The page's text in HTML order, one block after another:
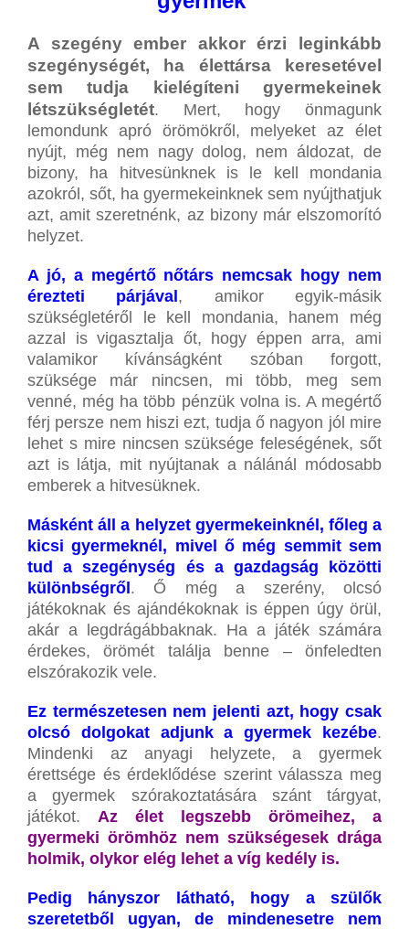
A szegény ember akkor érzi leginkább
szegénységét, ha élettársa keresetével
sem tudja kielégíteni gyermekeinek
létszükségletét. Mert, hogy önmagunk
lemondunk apró örömökről, melyeket az élet
nyújt, még nem nagy dolog, nem áldozat, de
bizony, ha hitvesünknek is le kell mondania
azokról, sőt, ha gyermekeinknek sem nyújthatjuk
azt, amit szeretnénk, az bizony már elszomorító
helyzet.
A jó, a megértő nőtárs nemcsak hogy nem
érezteti párjával, amikor egyik-másik
szükségletéről le kell mondania, hanem még
azzal is vigasztalja őt, hogy éppen arra, ami
valamikor kívánságként szóban forgott,
szüksége már nincsen, mi több, meg sem
venné, még ha több pénzük volna is. A megértő
férj persze nem hiszi ezt, tudja ő nagyon jól mire
lehet s mire nincsen szüksége feleségének, sőt
azt is látja, mit nyújtanak a nálánál módosabb
emberek a hitvesüknek.
Másként áll a helyzet gyermekeinknél, főleg a
kicsi gyermeknél, mivel ő még semmit sem
tud a szegénység és a gazdagság közötti
különbségről. Ő még a szerény, olcsó
játékoknak és ajándékoknak is éppen úgy örül,
akár a legdrágábbaknak. Ha a játék számára
érdekes, örömét találja benne – önfeledten
elszórakozik vele.
Ez természetesen nem jelenti azt, hogy csak
olcsó dolgokat adjunk a gyermek kezébe.
Mindenki az anyagi helyzete, a gyermek
érettsége és érdeklődése szerint válassza meg
a gyermek szórakoztatására szánt tárgyat,
játékot. Az élet legszebb örömeihez, a
gyermeki örömhöz nem szükségesek drága
holmik, olykor elég lehet a víg kedély is.
Pedig hányszor látható, hogy a szülők
szeretetből ugyan, de mindenesetre nem